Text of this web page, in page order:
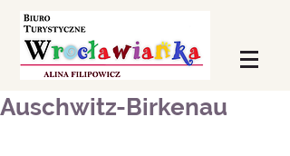
Auschwitz-Birkenau